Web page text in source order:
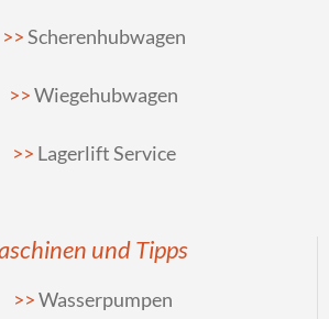
Scherenhubwagen
Wiegehubwagen
Lagerlift Service
und Tipps
Wasserpumpen